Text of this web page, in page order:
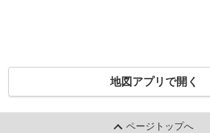
地図アプリで開く
ページトップへ